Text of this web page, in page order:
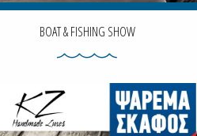
BOAT & FISHING SHOW